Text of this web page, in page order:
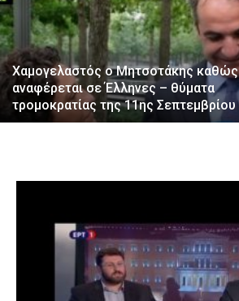
Χαμογελαστός ο Μητσοτάκης καθώς
αναφέρεται σε Έλληνες – θύματα
τρομοκρατίας της 11ης Σεπτεμβρίου